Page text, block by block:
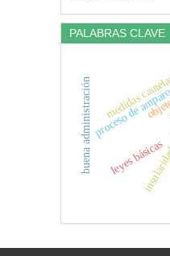
PALABRAS CLAVE
proceso de
medidas
leyes básicas
buena administración